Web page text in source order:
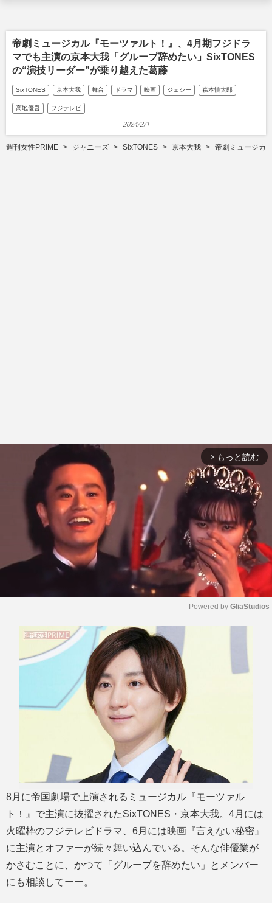
帝劇ミュージカル『モーツァルト！』、4月期フジドラ
マでも主演の京本大我「グループ辞めたい」SixTONES
の“演技リーダー”が乗り越えた葛藤
SixTONES 京本大我 舞台 ドラマ 映画 ジェシー 森本慎太郎
高地優吾 フジテレビ
2024/2/1
週刊女性PRIME ジャニーズ SixTONES 京本大我 帝劇ミュージカ
arrow_forward_ios もっと読む
Powered by GliaStudios
8月に帝国劇場で上演されるミュージカル『モーツァル
ト！』で主演に抜擢されたSixTONES・京本大我。4月には
火曜枠のフジテレビドラマ、6月には映画『言えない秘密』
に主演とオファーが続々舞い込んでいる。そんな俳優業が
かさむことに、かつて「グループを辞めたい」とメンバー
にも相談してーー。